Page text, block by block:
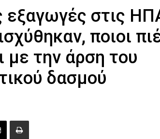
εξαγωγές στις
ποιοι
με την άρση του
δασμού